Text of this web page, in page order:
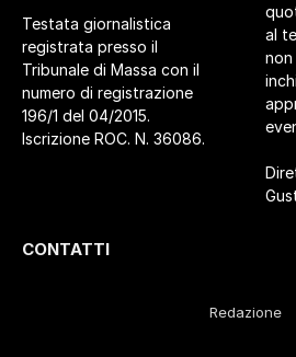
Testata giornalistica
registrata presso il
Tribunale di Massa con il
numero di registrazione
196/1 del 04/2015.
Iscrizione ROC. N. 36086.
al
non
CONTATTI
Redazione